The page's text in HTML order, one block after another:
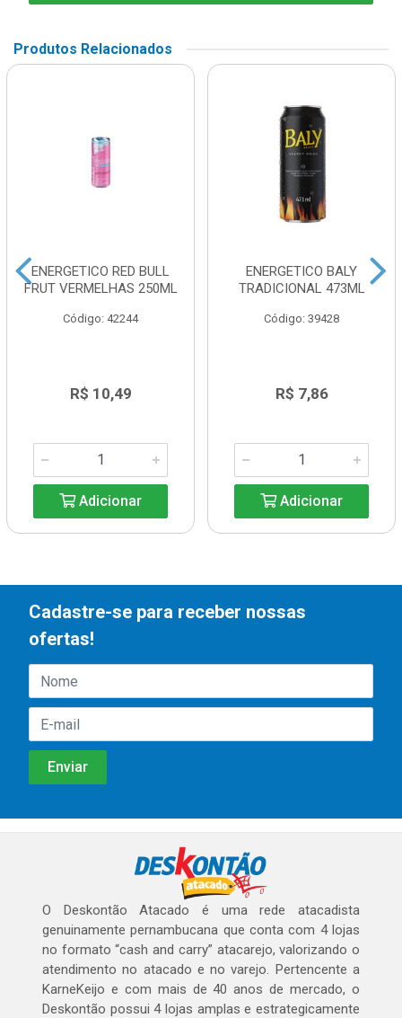
Produtos Relacionados
ENERGETICO RED BULL
FRUT VERMELHAS 250ML
Código: 42244
R$ 10,49
Adicionar
ENERGETICO BALY
TRADICIONAL 473ML
Código: 39428
R$ 7,86
Adicionar
Cadastre-se para receber nossas
ofertas!
O Deskontão Atacado é uma rede atacadista
genuinamente pernambucana que conta com 4 lojas
no formato “cash and carry” atacarejo, valorizando o
atendimento no atacado e no varejo. Pertencente a
KarneKeijo e com mais de 40 anos de mercado, o
Deskontão possui 4 lojas amplas e estrategicamente